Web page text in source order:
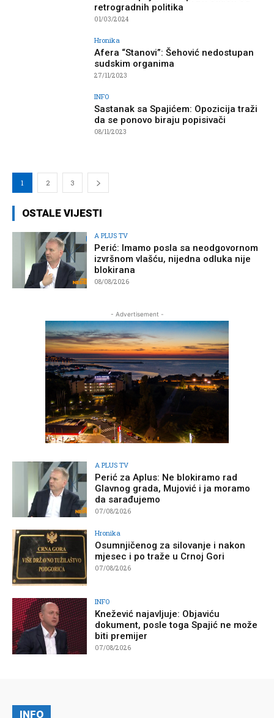
retrogradnih politika
01/03/2024
Hronika
Afera “Stanovi”: Šehović nedostupan
sudskim organima
27/11/2023
INFO
Sastanak sa Spajićem: Opozicija traži
da se ponovo biraju popisivači
08/11/2023
1 2 3
OSTALE VIJESTI
A PLUS TV
Perić: Imamo posla sa neodgovornom
izvršnom vlašću, nijedna odluka nije
blokirana
08/08/2026
- Advertisement -
A PLUS TV
Perić za Aplus: Ne blokiramo rad
Glavnog grada, Mujović i ja moramo
da sarađujemo
07/08/2026
Hronika
Osumnjičenog za silovanje i nakon
mjesec i po traže u Crnoj Gori
07/08/2026
INFO
Knežević najavljuje: Objaviću
dokument, posle toga Spajić ne može
biti premijer
07/08/2026
INFO